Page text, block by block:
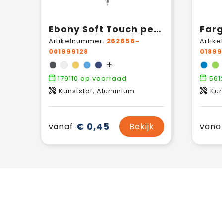
Ebony Soft Touch pennen
Artikelnummer: 262656-
001999128
179110 op voorraad
Kunststof, Aluminium
vanaf € 0,45 Bekijk